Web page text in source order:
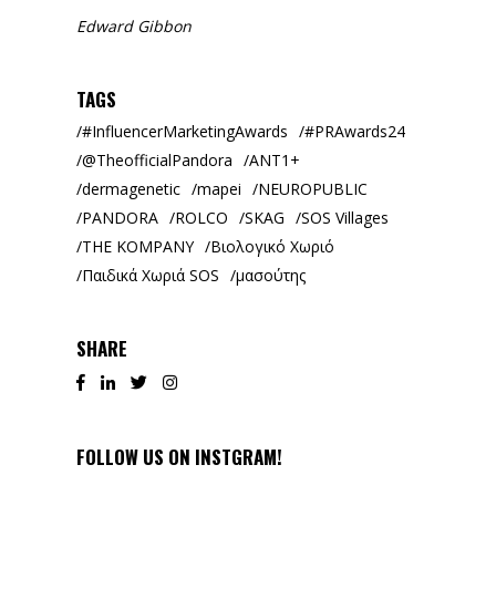
Edward Gibbon
TAGS
#InfluencerMarketingAwards
#PRAwards24
@TheofficialPandora
ANT1+
dermagenetic
mapei
NEUROPUBLIC
PANDORA
ROLCO SKAG
SOS Villages
THE KOMPANY
Βιολογικό Χωριό
Παιδικά Χωριά SOS
μασούτης
SHARE
FOLLOW US ON INSTGRAM!